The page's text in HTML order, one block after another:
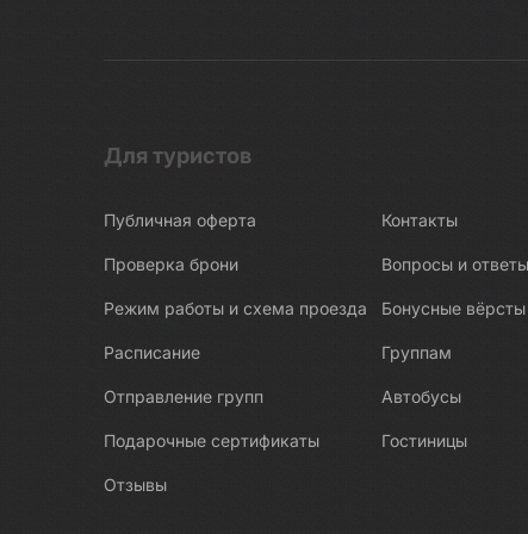
Битва за Ленинград
Бобруйск
Боголюбово
Богословка
Бокситогорск
Болгар
Бологое
Для туристов
Публичная оферта
Проверка брони
Режим работы и схема проезда
Расписание
Отправление групп
Подарочные сертификаты
Отзывы
Контакты
Вопросы и ответы
Бонусные вёрсты
Группам
Автобусы
Гостиницы